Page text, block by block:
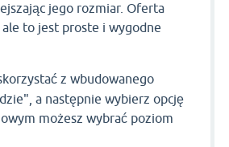
jego rozmiar. Oferta
to jest proste i wygodne
z wbudowanego
a następnie wybierz opcję
możesz wybrać poziom